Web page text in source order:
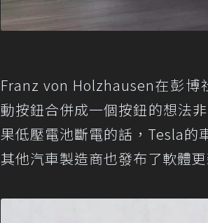
Franz von Holzhausen在彭
動按鈕合併成一個按鈕的想法
果低壓電池斷電的話，Tesla的
其他汽車製造商也發布了軟體